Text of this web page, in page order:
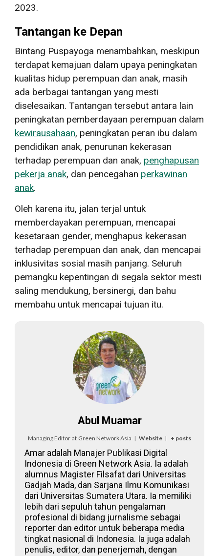
2023.
Tantangan ke Depan
Bintang Puspayoga menambahkan, meskipun
terdapat kemajuan dalam upaya peningkatan
kualitas hidup perempuan dan anak, masih
ada berbagai tantangan yang mesti
diselesaikan. Tantangan tersebut antara lain
peningkatan pemberdayaan perempuan dalam
kewirausahaan, peningkatan peran ibu dalam
pendidikan anak, penurunan kekerasan
terhadap perempuan dan anak, penghapusan
pekerja anak, dan pencegahan perkawinan
anak.
Oleh karena itu, jalan terjal untuk
memberdayakan perempuan, mencapai
kesetaraan gender, menghapus kekerasan
terhadap perempuan dan anak, dan mencapai
inklusivitas sosial masih panjang. Seluruh
pemangku kepentingan di segala sektor mesti
saling mendukung, bersinergi, dan bahu
membahu untuk mencapai tujuan itu.
Abul Muamar
Managing Editor at Green Network Asia | Website | + posts
Amar adalah Manajer Publikasi Digital
Indonesia di Green Network Asia. Ia adalah
alumnus Magister Filsafat dari Universitas
Gadjah Mada, dan Sarjana Ilmu Komunikasi
dari Universitas Sumatera Utara. Ia memiliki
lebih dari sepuluh tahun pengalaman
profesional di bidang jurnalisme sebagai
reporter dan editor untuk beberapa media
tingkat nasional di Indonesia. Ia juga adalah
penulis, editor, dan penerjemah, dengan